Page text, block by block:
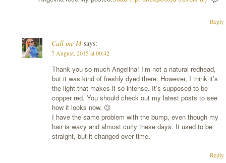
Reply
Call me M says:
7 August, 2015 at 00:42
Thank you so much Angelina! I’m not a natural redhead,
but it was kind of freshly dyed there. However, I think it’s
the light that makes it so intense. It’s supposed to be
copper red. You should check out my latest posts to see
how it looks now. 😉
I have the same problem with the bump, even though my
hair is wavy and almost curly these days. It used to be
straight, but it changed over time.
Reply